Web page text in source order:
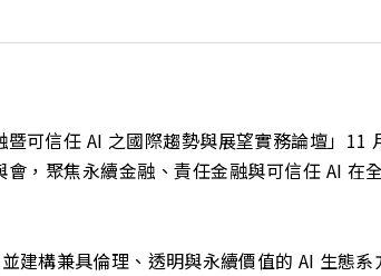
可信任 AI 之國際趨勢與展望實務論壇」11
，聚焦永續金融、責任金融與可信任 AI 在
建構兼具倫理、透明與永續價值的 AI 生態